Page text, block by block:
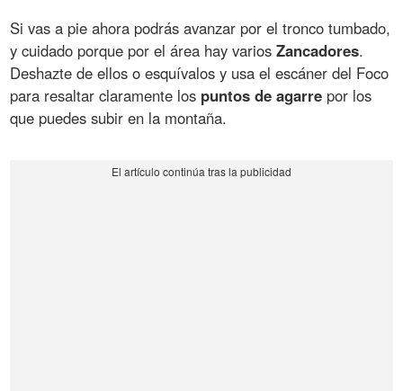
Si vas a pie ahora podrás avanzar por el tronco tumbado,
y cuidado porque por el área hay variosZancadores.
Deshazte de ellos o esquívalos y usa el escáner del Foco
para resaltar claramente los puntos de agarre por los
que puedes subir en la montaña.